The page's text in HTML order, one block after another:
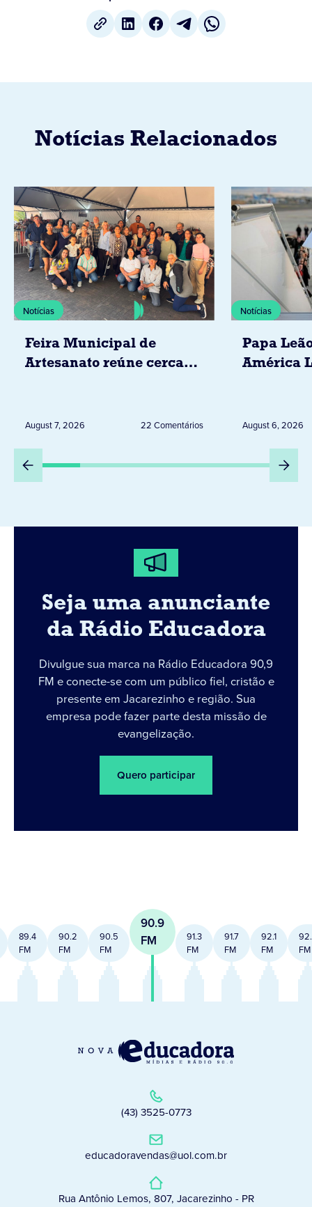
Notícias Relacionados
Notícias
Feira Municipal de
Artesanato reúne cerca
August 7, 2026 22 Comentários
Notícias
Papa
América
Peru
August 6, 2026
Seja uma anunciante
da Rádio Educadora
Divulgue sua marca na Rádio Educadora 90,9
FM e conecte-se com um público fiel, cristão e
presente em Jacarezinho e região. Sua
empresa pode fazer parte desta missão de
evangelização.
Quero participar
89.4
FM
90.2
FM
90.5
FM
90.9
FM
91.3
FM
91.7
FM
92.1
FM
FM
(43) 3525-0773
educadoravendas@uol.com.br
Rua Antônio Lemos, 807, Jacarezinho - PR